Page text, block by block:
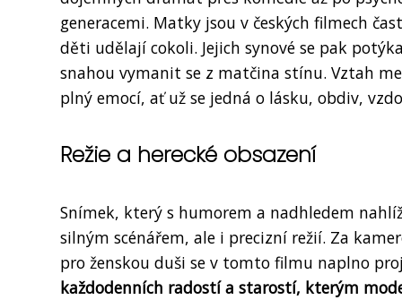
generacemi. Matky jsou v českých filmech
děti udělají cokoli. Jejich synové se pak
snahou vymanit se z matčina stínu. Vztah
plný emocí, ať už se jedná o lásku, obdiv,
Režie a herecké obsazení
Snímek, který s humorem a nadhledem
silným scénářem, ale i precizní režií. Za
pro ženskou duši se v tomto filmu naplno
každodenních radostí a starostí, kterým